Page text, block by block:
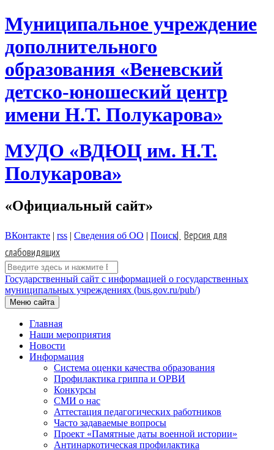
Skip
to
Муниципальное учреждение
дополнительного
образования «Веневский
детско-юношеский центр
имени Н.Т. Полукарова»
МУДО «ВДЮЦ им. Н.Т.
Полукарова»
«Официальный сайт»
ВКонтакте | rss | Сведения об ОО | Поиск| Версия для
слабовидящих
Поиск:
Государственный сайт с информацией о государственных
муниципальных учреждениях (bus.gov.ru/pub/)
Меню сайта
Главная
Наши мероприятия
Новости
Информация
Система оценки качества образования
Профилактика гриппа и ОРВИ
Конкурсы
СМИ о нас
Аттестация педагогических работников
Часто задаваемые вопросы
Проект «Памятные даты военной истории»
Антинаркотическая профилактика